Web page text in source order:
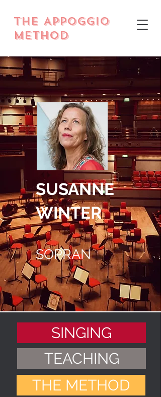
THE Appoggio
Method
SUSANNE
WINTER
SOPRAN
SINGING
TEACHING
THE METHOD